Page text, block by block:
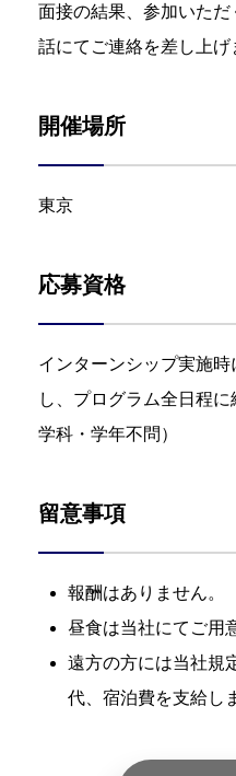
面接の結果、参加いた
話にてご連絡を差し上げ
開催場所
東京
応募資格
インターンシップ実施
し、プログラム全日程
学科・学年不問）
留意事項
報酬はありません。
昼食は当社にてご用
遠方の方には当社規
代、宿泊費を支給し